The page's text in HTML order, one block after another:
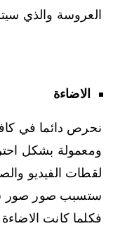
العروسة والذي
الاضاءة
نحرص دائما في
ومعمولة بشكل
لقطات الفيديو
ستسبب صور صور
فكلما كانت